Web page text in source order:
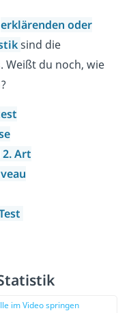
erklärenden oder
sind die
Weißt du noch, wie
2. Art
im Video springen